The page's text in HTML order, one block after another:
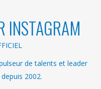
INSTAGRAM
de talents et leader
2002.